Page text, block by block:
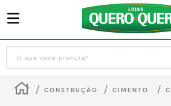
O que você procura?
CONSTRUÇÃO CIMENTO
Termos mais buscados